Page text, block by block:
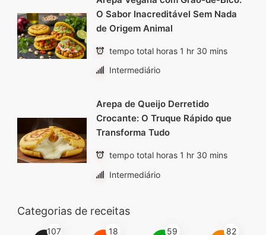
O Sabor Inacreditável Sem Nada
de Origem Animal
tempo total horas 1 hr 30 mins
Intermediário
Arepa de Queijo Derretido
Crocante: O Truque Rápido que
Transforma Tudo
tempo total horas 1 hr 30 mins
Intermediário
Categorias de receitas
107 18 59 82